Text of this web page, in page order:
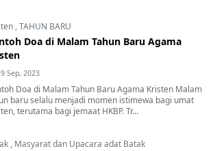
,TAHUN BARU
Doa di Malam Tahun Baru Agama
Sep, 2023
Doa di Malam Tahun Baru Agama Kristen Malam
baru selalu menjadi momen istimewa bagi umat
terutama bagi jemaat HKBP. Tr...
, Masyarat dan Upacara adat Batak